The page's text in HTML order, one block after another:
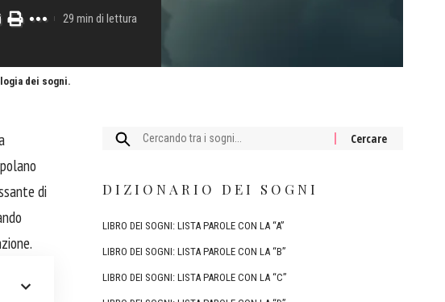
29 min di lettura
dei sogni.
di
Cercare:
DIZIONARIO DEI SOGNI
LIBRO DEI SOGNI: LISTA PAROLE CON LA “A”
LIBRO DEI SOGNI: LISTA PAROLE CON LA “B”
LIBRO DEI SOGNI: LISTA PAROLE CON LA “C”